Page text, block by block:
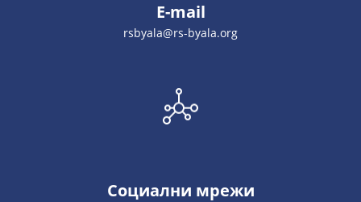
E-mail
rsbyala@rs-byala.org
Социални мрежи